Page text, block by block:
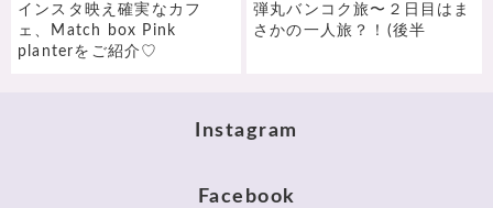
インスタ映え確実なカフ
ェ、Match box Pink
planterをご紹介♡
弾丸バンコク旅〜２日目はま
さかの一人旅？！(後半
Instagram
Facebook